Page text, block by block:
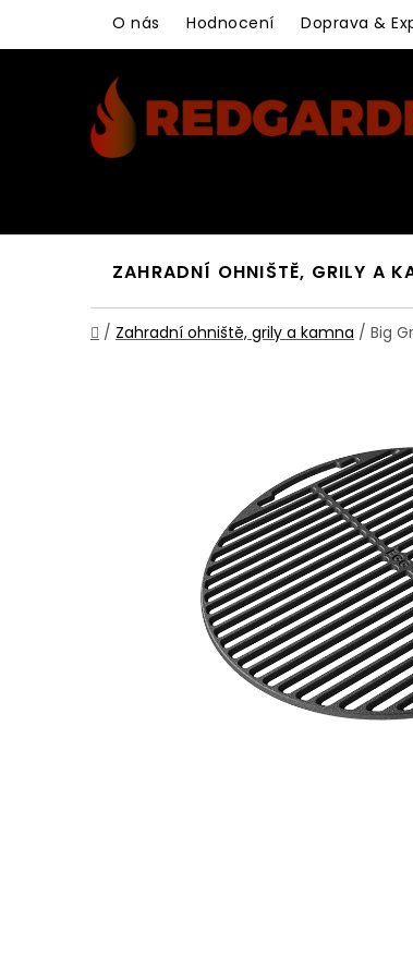
obsah
O nás Hodnocení Doprava &
ZAHRADNÍ OHNIŠTĚ, GRILY A
Domů
/ Zahradní ohniště, grily a kamna / Big